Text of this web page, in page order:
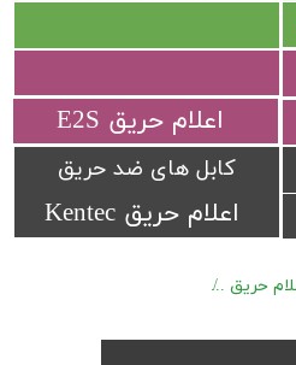
اعلام حریق Kentec
​اعلام حریق E2S
کابل های ضد حریق
حریق